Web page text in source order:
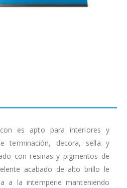
es apto para interiores y
terminación, decora, sella y
con resinas y pigmentos de
acabado de alto brillo le
a la intemperie manteniendo